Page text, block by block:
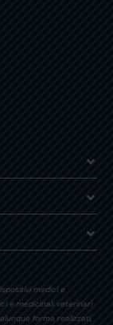
medici e
e medicinali veterinari
forma realizzati,